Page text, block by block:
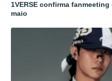
1VERSE confirma
maio